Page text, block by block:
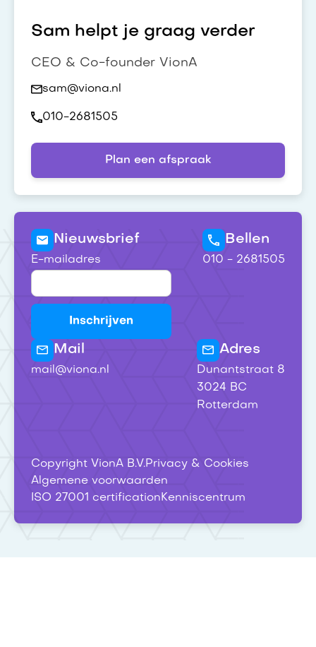
Sam helpt je graag verder
CEO & Co-founder VionA
sam@viona.nl
010-2681505
Plan een afspraak
Nieuwsbrief
E-mailadres
Bellen
010 - 2681505
Mail
mail@viona.nl
Adres
Dunantstraat 8
3024 BC
Rotterdam
Copyright VionA B.V.Privacy & Cookies
Algemene voorwaarden
ISO 27001 certificationKenniscentrum